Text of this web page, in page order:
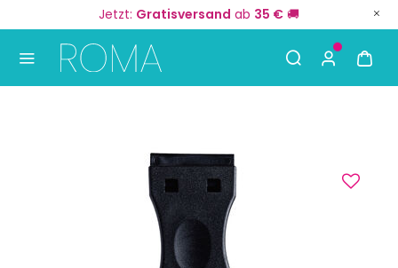
Jetzt: Gratisversand ab 35 € 🚚